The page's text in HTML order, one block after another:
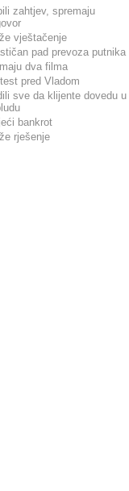
zahtjev, spremaju
vještačenje
pad prevoza putnika
dva filma
pred Vladom
sve da klijente dovedu u
bankrot
rješenje